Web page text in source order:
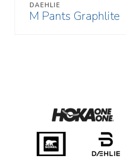
DAEHLIE
M Pants Graphlite